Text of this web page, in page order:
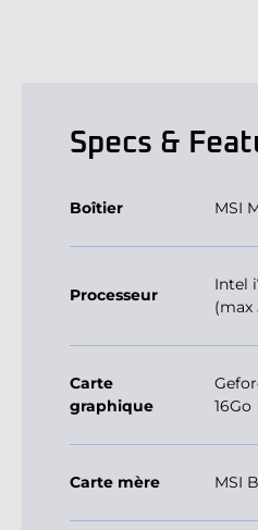
Specs &
Boîtier MSI
Processeur
Intel
(max
Carte
graphique
16Go
Carte mère MSI